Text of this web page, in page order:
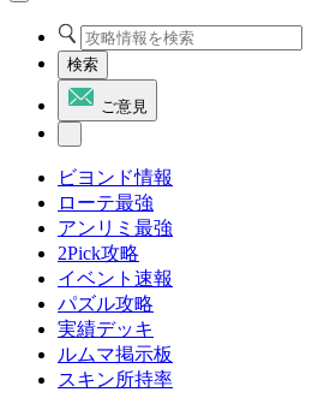
検索
ご意見
ビヨンド情報
ローテ最強
アンリミ最強
2Pick攻略
イベント速報
パズル攻略
実績デッキ
ルムマ掲示板
スキン所持率